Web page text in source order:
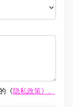
《隐私政策》。